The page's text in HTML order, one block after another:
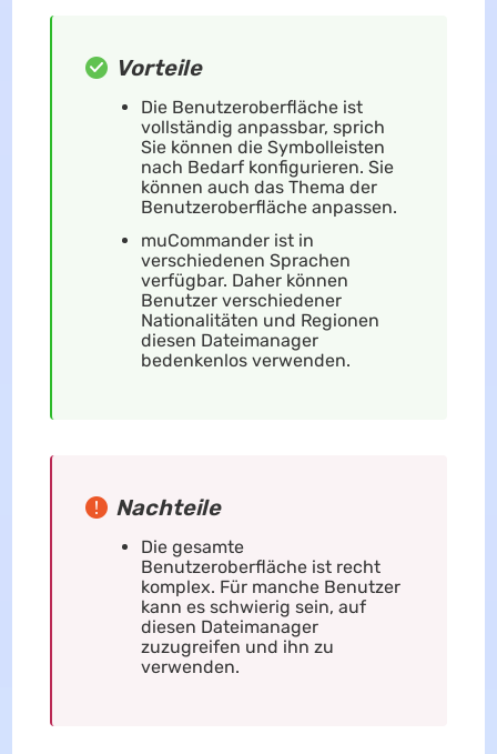
Vorteile
Die Benutzeroberfläche ist
vollständig anpassbar, sprich
Sie können die Symbolleisten
nach Bedarf konfigurieren. Sie
können auch das Thema der
Benutzeroberfläche anpassen.
muCommander ist in
verschiedenen Sprachen
verfügbar. Daher können
Benutzer verschiedener
Nationalitäten und Regionen
diesen Dateimanager
bedenkenlos verwenden.
Nachteile
Die gesamte
Benutzeroberfläche ist recht
komplex. Für manche Benutzer
kann es schwierig sein, auf
diesen Dateimanager
zuzugreifen und ihn zu
verwenden.